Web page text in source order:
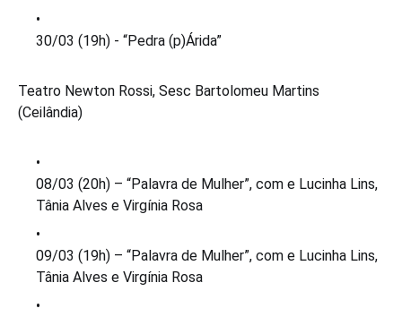
30/03 (19h) - “Pedra (p)Árida”
Teatro Newton Rossi, Sesc Bartolomeu Martins
(Ceilândia)
08/03 (20h) – “Palavra de Mulher”, com e Lucinha Lins,
Tânia Alves e Virgínia Rosa
09/03 (19h) – “Palavra de Mulher”, com e Lucinha Lins,
Tânia Alves e Virgínia Rosa